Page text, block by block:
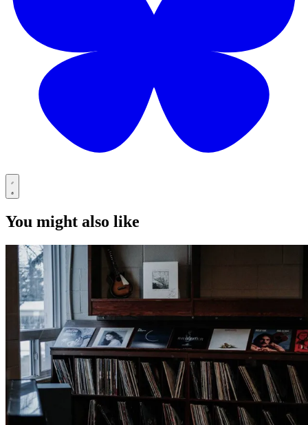
You might also like